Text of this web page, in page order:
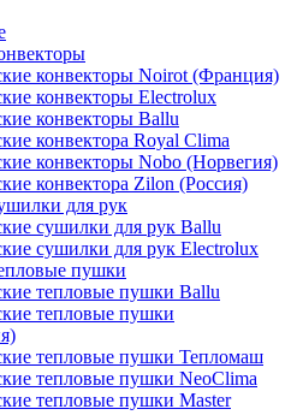
конвекторы Noirot (Франция)
конвекторы Electrolux
конвекторы Ballu
конвектора Royal Clima
конвекторы Nobo (Норвегия)
конвектора Zilon (Россия)
для рук
сушилки для рук Ballu
сушилки для рук Electrolux
пушки
тепловые пушки Ballu
тепловые пушки
тепловые пушки Тепломаш
тепловые пушки NeoClima
тепловые пушки Master